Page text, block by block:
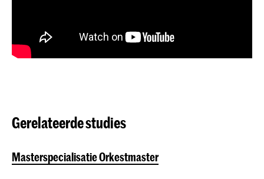
Gerelateerde studies
Masterspecialisatie Orkestmaster